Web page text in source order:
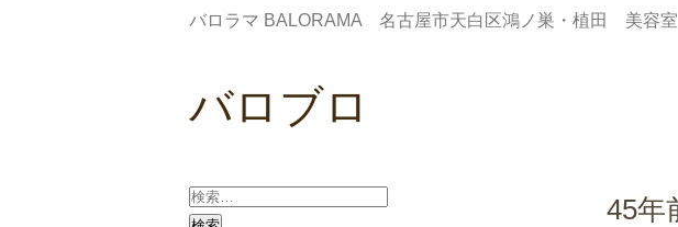
バロラマ BALORAMA 名古屋市天白区鴻ノ巣・植田 美容室
バロブロ
45年